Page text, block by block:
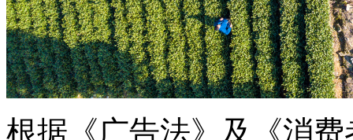
根据《广告法》及《消